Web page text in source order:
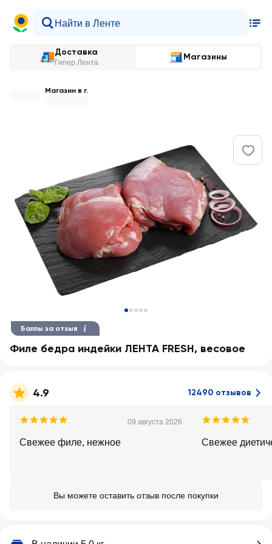
Доставка
Гипер Лента
Магазины
Магазин в г.
Баллы за отзыв
Филе бедра индейки ЛЕНТА FRESH, весовое
4.9 12490 отзывов
09 августа 2026
Свежее филе, нежное Свежее
Вы можете оставить отзыв после покупки